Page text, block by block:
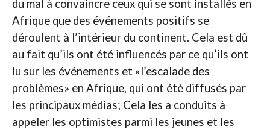
du mal à convaincre ceux qui se sont installés en
Afrique que des événements positifs se
déroulent à l’intérieur du continent. Cela est dû
au fait qu’ils ont été influencés par ce qu’ils ont
lu sur les événements et «l’escalade des
problèmes» en Afrique, qui ont été diffusés par
les principaux médias; Cela les a conduits à
appeler les optimistes parmi les jeunes et les